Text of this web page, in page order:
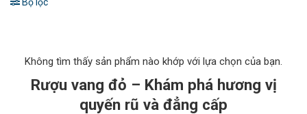
Không tìm thấy sản phẩm nào khớp với lựa chọn của bạn.
Rượu vang đỏ – Khám phá hương vị
quyến rũ và đẳng cấp